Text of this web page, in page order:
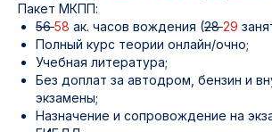
Пакет МКПП:
5658 ак. часов вождения (2829
Полный курс теории онлайн/очно;
Учебная литература;
Без доплат за автодром, бензин и
экзамены;
Назначение и сопровождение на